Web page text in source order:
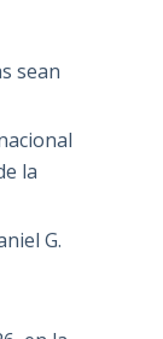
sean
la
G.